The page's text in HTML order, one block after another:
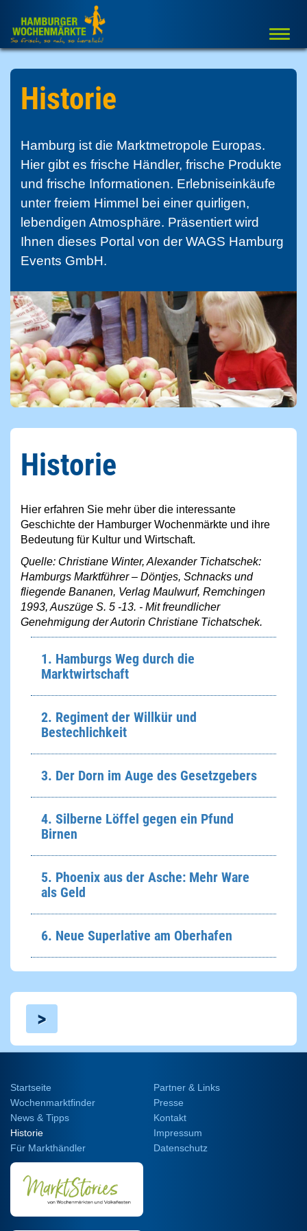
Historie
Hamburg ist die Marktmetropole Europas.
Hier gibt es frische Händler, frische Produkte
und frische Informationen. Erlebniseinkäufe
unter freiem Himmel bei einer quirligen,
lebendigen Atmosphäre. Präsentiert wird
Ihnen dieses Portal von der WAGS Hamburg
Events GmbH.
Historie
Hier erfahren Sie mehr über die interessante
Geschichte der Hamburger Wochenmärkte und ihre
Bedeutung für Kultur und Wirtschaft.
Quelle: Christiane Winter, Alexander Tichatschek:
Hamburgs Marktführer – Döntjes, Schnacks und
fliegende Bananen, Verlag Maulwurf, Remchingen
1993, Auszüge S. 5 -13. - Mit freundlicher
Genehmigung der Autorin Christiane Tichatschek.
1. Hamburgs Weg durch die
Marktwirtschaft
2. Regiment der Willkür und
Bestechlichkeit
3. Der Dorn im Auge des Gesetzgebers
4. Silberne Löffel gegen ein Pfund
Birnen
5. Phoenix aus der Asche: Mehr Ware
als Geld
6. Neue Superlative am Oberhafen
>
Startseite
Wochenmarktfinder
News & Tipps
Historie
Für Markthändler
Partner & Links
Presse
Kontakt
Impressum
Datenschutz